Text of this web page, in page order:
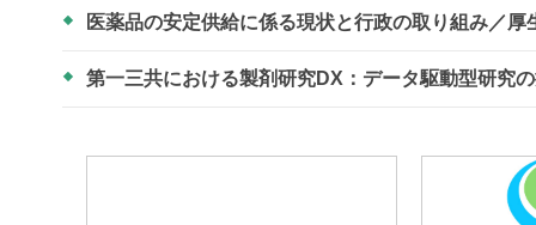
医薬品の安定供給に係る現状と行政の取り組み／
第一三共における製剤研究DX：データ駆動型研究